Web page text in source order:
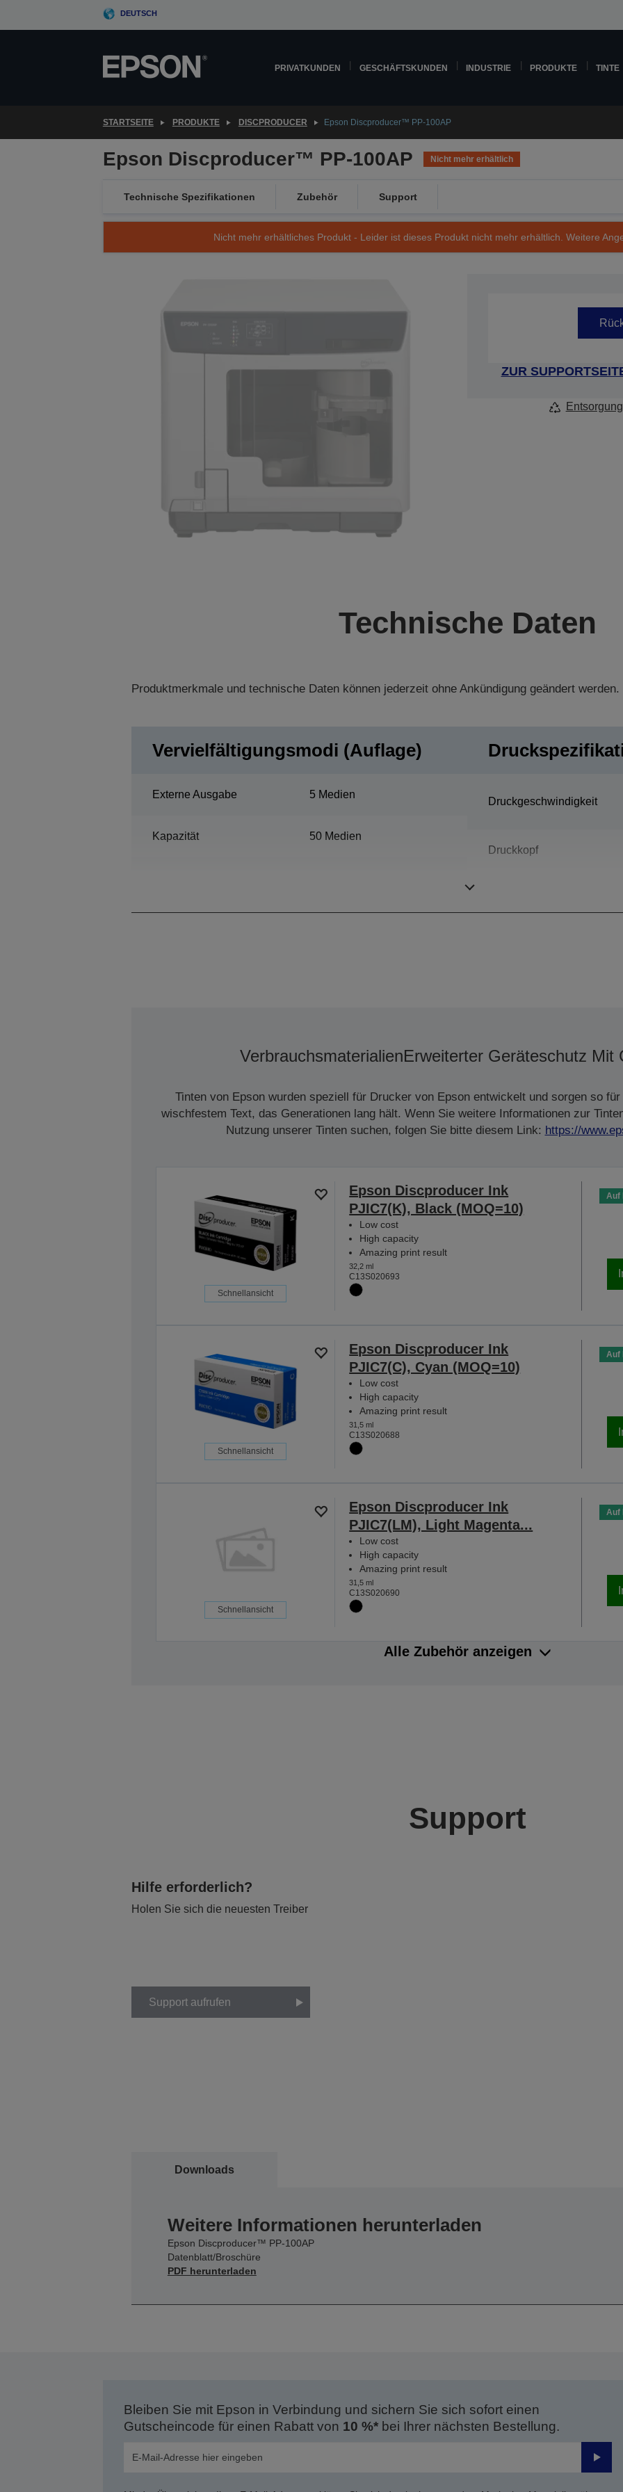
DEUTSCH
PRIVATKUNDEN GESCHÄFTSKUNDEN INDUSTRIE PRODUKTE TINTE
STARTSEITE PRODUKTE DISCPRODUCER Epson Discproducer™ PP-100AP
Epson Discproducer™ PP-100AP Nicht mehr erhältlich
Technische Spezifikationen Zubehör Support
Nicht mehr erhältliches Produkt - Leider ist dieses Produkt nicht mehr erhältlich. Weitere
ZUR
Technische Daten
Produktmerkmale und technische Daten können jederzeit ohne Ankündigung geändert werden.
Vervielfältigungsmodi (Auflage)
Externe Ausgabe 5 Medien
Kapazität 50 Medien
Druckgeschwindigkeit
Druckkopf
VerbrauchsmaterialienErweiterter Geräteschutz Mit
Tinten von Epson wurden speziell für Drucker von Epson entwickelt und sorgen so
wischfestem Text, das Generationen lang hält. Wenn Sie weitere Informationen zur
Nutzung unserer Tinten suchen, folgen Sie bitte diesem Link: https://
Schnellansicht
Epson Discproducer Ink
PJIC7(K), Black (MOQ=10)
Low cost
High capacity
Amazing print result
32,2 ml
C13S020693
Auf
Schnellansicht
Epson Discproducer Ink
PJIC7(C), Cyan (MOQ=10)
Low cost
High capacity
Amazing print result
31,5 ml
C13S020688
Auf
Schnellansicht
Epson Discproducer Ink
PJIC7(LM), Light Magenta...
Low cost
High capacity
Amazing print result
31,5 ml
C13S020690
Auf
Alle Zubehör anzeigen
Support
Hilfe erforderlich?
Holen Sie sich die neuesten Treiber
Support aufrufen
Downloads
Weitere Informationen herunterladen
Epson Discproducer™ PP-100AP
Datenblatt/Broschüre
PDF herunterladen
Bleiben Sie mit Epson in Verbindung und sichern Sie sich sofort einen
Gutscheincode für einen Rabatt von 10 %*bei Ihrer nächsten Bestellung.